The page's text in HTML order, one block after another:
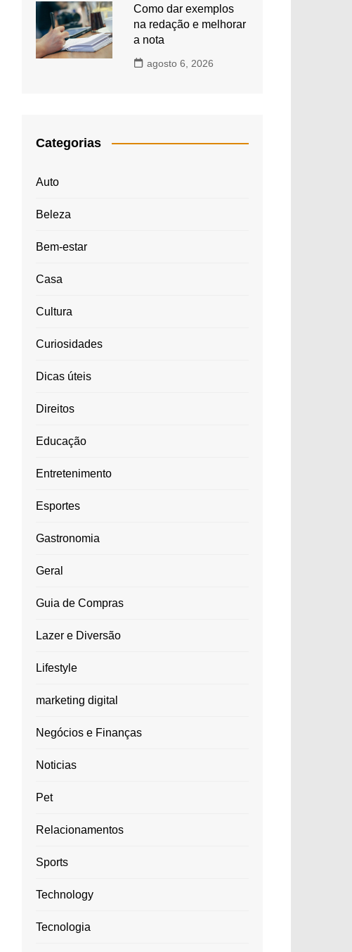
Como dar exemplos
na redação e melhorar
a nota
agosto 6, 2026
Categorias
Auto
Beleza
Bem-estar
Casa
Cultura
Curiosidades
Dicas úteis
Direitos
Educação
Entretenimento
Esportes
Gastronomia
Geral
Guia de Compras
Lazer e Diversão
Lifestyle
marketing digital
Negócios e Finanças
Noticias
Pet
Relacionamentos
Sports
Technology
Tecnologia